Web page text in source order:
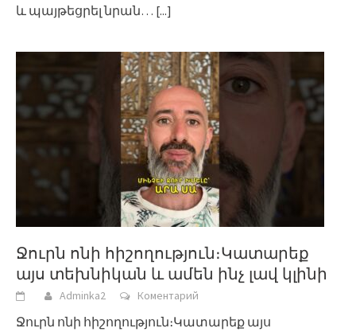
և պայթեցրել նրան… [...]
Ջուրն ոնի հիշողություն։Կատարեք
այս տեխնիկան և ամեն ինչ լավ կլինի
Adminka2 Коментарий
Ջուրն ոնի հիշողություն։Կատարեք այս